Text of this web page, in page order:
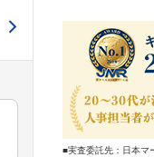
■実査委託先：日本マ